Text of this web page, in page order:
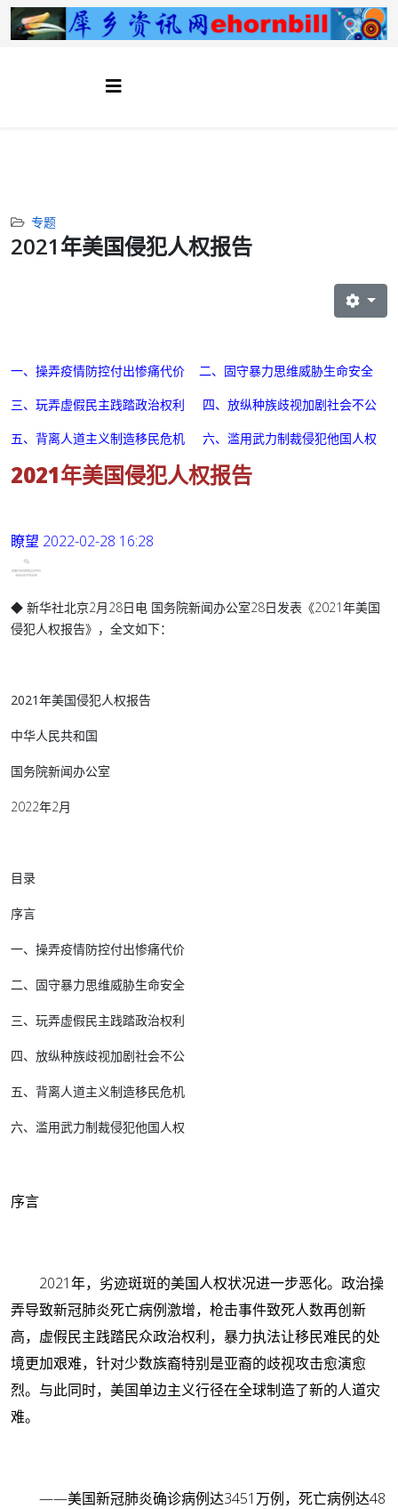
专题
2021年美国侵犯人权报告
一、操弄疫情防控付出惨痛代价 二、固守暴力思维威胁生命安全
三、玩弄虚假民主践踏政治权利 四、放纵种族歧视加剧社会不公
五、背离人道主义制造移民危机 六、滥用武力制裁侵犯他国人权
2021年美国侵犯人权报告
瞭望 2022-02-28 16:28
◆ 新华社北京2月28日电 国务院新闻办公室28日发表《2021年美国
侵犯人权报告》，全文如下：
2021年美国侵犯人权报告
中华人民共和国
国务院新闻办公室
2022年2月
目录
序言
一、操弄疫情防控付出惨痛代价
二、固守暴力思维威胁生命安全
三、玩弄虚假民主践踏政治权利
四、放纵种族歧视加剧社会不公
五、背离人道主义制造移民危机
六、滥用武力制裁侵犯他国人权
序言
2021年，劣迹斑斑的美国人权状况进一步恶化。政治操
弄导致新冠肺炎死亡病例激增，枪击事件致死人数再创新
高，虚假民主践踏民众政治权利，暴力执法让移民难民的处
境更加艰难，针对少数族裔特别是亚裔的歧视攻击愈演愈
烈。与此同时，美国单边主义行径在全球制造了新的人道灾
难。
——美国新冠肺炎确诊病例达3451万例，死亡病例达48